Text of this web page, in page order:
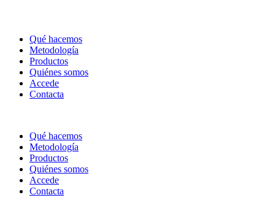
Qué hacemos
Metodología
Productos
Quiénes somos
Accede
Contacta
Qué hacemos
Metodología
Productos
Quiénes somos
Accede
Contacta